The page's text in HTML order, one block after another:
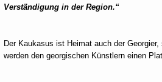
Verständigung in der Region.“
Der Kaukasus ist Heimat auch der
werden den georgischen Künstlern einen